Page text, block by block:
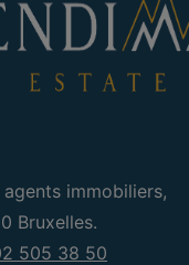
immobiliers,
Bruxelles.
505 38 50